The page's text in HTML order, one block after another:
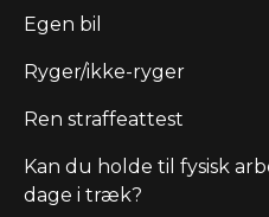
Egen bil
Ryger/ikke-ryger
Ren straffeattest
Kan du holde til fysisk
dage i træk?